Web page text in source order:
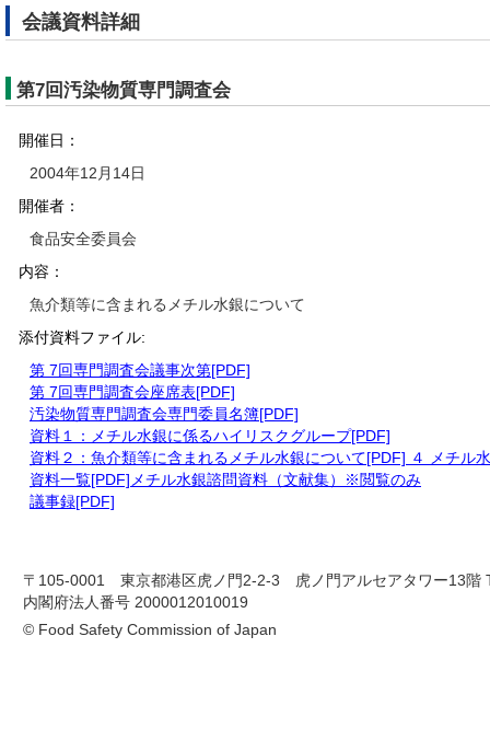
会議資料詳細
第7回汚染物質専門調査会
開催日：
2004年12月14日
開催者：
食品安全委員会
内容：
魚介類等に含まれるメチル水銀について
添付資料ファイル:
第 7回専門調査会議事次第[PDF]
第 7回専門調査会座席表[PDF]
汚染物質専門調査会専門委員名簿[PDF]
資料１：メチル水銀に係るハイリスクグループ[PDF]
資料２：魚介類等に含まれるメチル水銀について[PDF] ４ メチル
資料一覧[PDF]メチル水銀諮問資料（文献集）※閲覧のみ
議事録[PDF]
〒105-0001 東京都港区虎ノ門2-2-3 虎ノ門アルセアタワー13階
内閣府法人番号 2000012010019
© Food Safety Commission of Japan